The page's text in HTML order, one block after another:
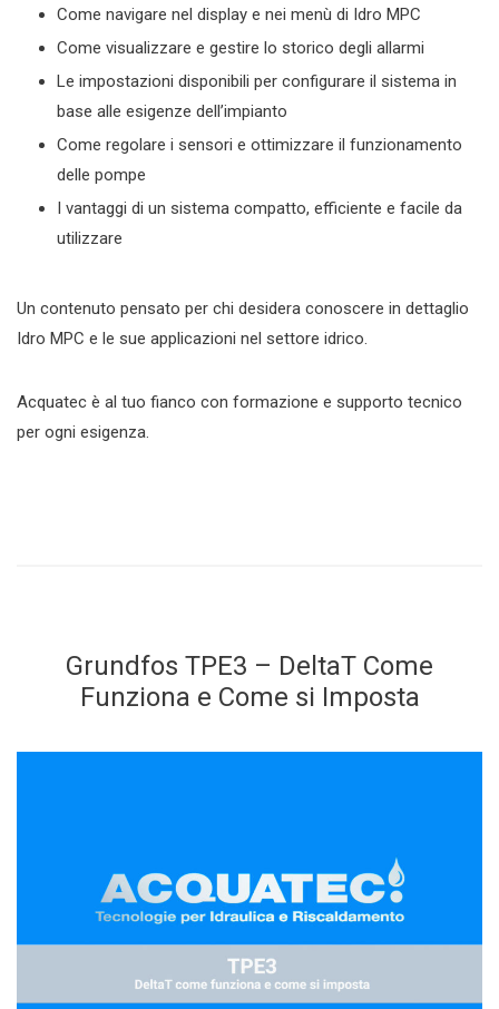
Come navigare nel display e nei menù di Idro MPC
Come visualizzare e gestire lo storico degli allarmi
Le impostazioni disponibili per configurare il sistema in
base alle esigenze dell’impianto
Come regolare i sensori e ottimizzare il funzionamento
delle pompe
I vantaggi di un sistema compatto, efficiente e facile da
utilizzare
Un contenuto pensato per chi desidera conoscere in dettaglio
Idro MPC e le sue applicazioni nel settore idrico.
Acquatec è al tuo fianco con formazione e supporto tecnico
per ogni esigenza.
Grundfos TPE3 – DeltaT Come
Funziona e Come si Imposta